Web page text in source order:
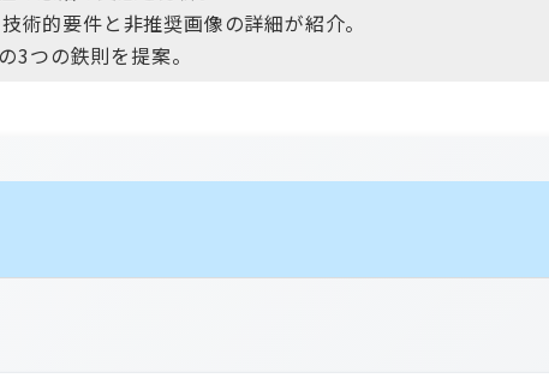
術的要件と非推奨画像の詳細が紹介。
3つの鉄則を提案。